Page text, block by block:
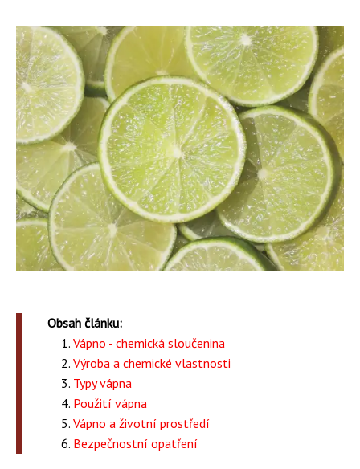
Obsah článku:
Vápno - chemická sloučenina
Výroba a chemické vlastnosti
Typy vápna
Použití vápna
Vápno a životní prostředí
Bezpečnostní opatření